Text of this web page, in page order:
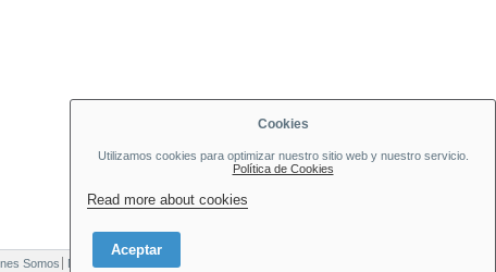
Somos Nuestras Tiendas Formas de Pago
Cookies
Utilizamos cookies para optimizar nuestro sitio web y nuestro servicio.
Política de Cookies
Read more about cookies
Aceptar